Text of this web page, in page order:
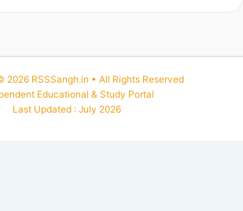
2026 RSSSangh.in • All Rights Reserved
Educational & Study Portal
Last Updated : July 2026